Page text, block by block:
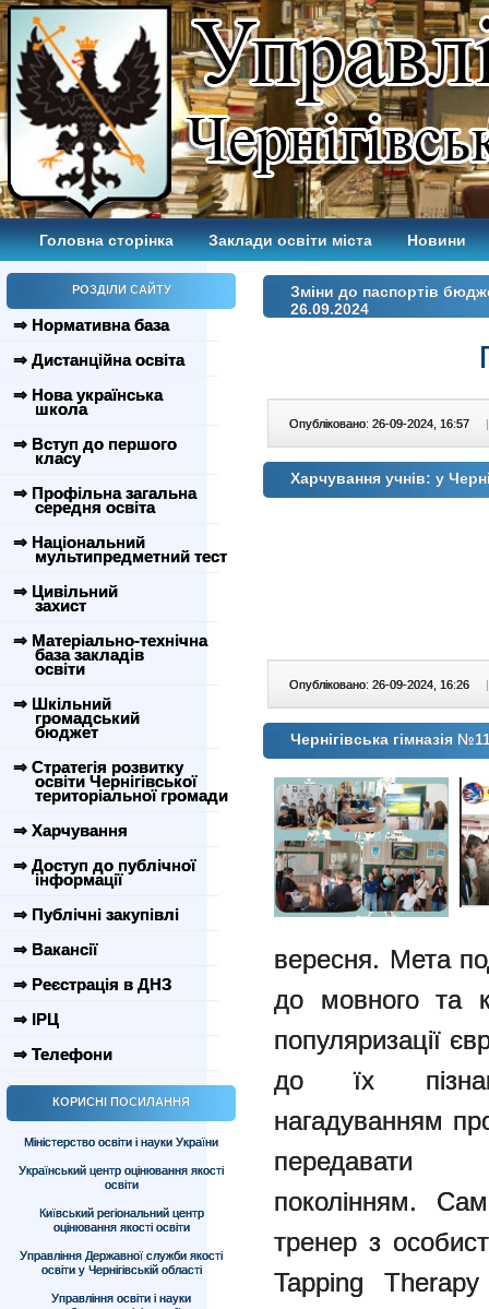
Головна сторінка Заклади освіти міста Новини
РОЗДІЛИ САЙТУ
⇒ Нормативна база
⇒ Дистанційна освіта
⇒ Нова українська
школа
⇒ Вступ до першого
класу
⇒ Профільна загальна
середня освіта
⇒ Національний
мультипредметний тест
⇒ Цивільний
захист
⇒ Матеріально-технічна
база закладів
освіти
⇒ Шкільний
громадський
бюджет
⇒ Стратегія розвитку
освіти Чернігівської
територіальної громади
⇒ Харчування
⇒ Доступ до публічної
інформації
⇒ Публічні закупівлі
⇒ Вакансії
⇒ Реєстрація в ДНЗ
⇒ ІРЦ
⇒ Телефони
КОРИСНІ ПОСИЛАННЯ
Міністерство освіти і науки України
Український центр оцінювання якості
освіти
Київський регіональний центр
оцінювання якості освіти
Управління Державної служби якості
освіти у Чернігівській області
Управління освіти і науки
Зміни до паспортів
26.09.2024
Опубліковано: 26-09-2024, 16:57 |
Харчування учнів: у
Опубліковано: 26-09-2024, 16:26 |
Чернігівська гімназія
вересня. Мета
до мовного та
популяризації
до їх
нагадуванням
поколінням.
тренер з
Tapping